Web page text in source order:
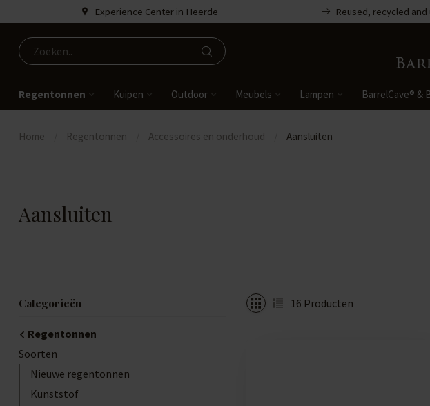
Experience Center in Heerde Reused, recycled
Regentonnen Kuipen Outdoor Meubels Lampen BarrelCave® &
Home Regentonnen Accessoires en onderhoud Aansluiten
Aansluiten
Categorieën
Regentonnen
Soorten
Nieuwe regentonnen
Kunststof
16 Producten